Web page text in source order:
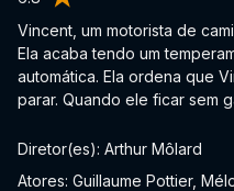
Vincent, um motorista de
Ela acaba tendo um
automática. Ela ordena que
parar. Quando ele ficar sem
Diretor(es): Arthur Môlard
Atores: Guillaume Pottier,